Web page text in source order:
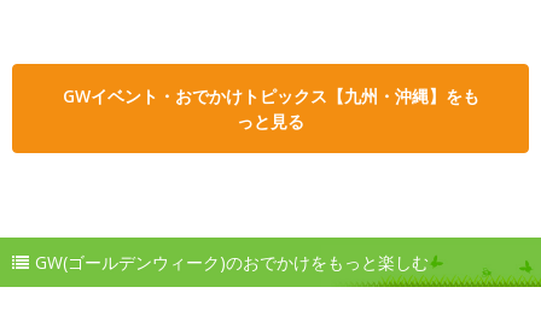
GWイベント・おでかけトピックス【九州・沖縄】をも
っと見る
GW(ゴールデンウィーク)のおでかけをもっと楽しむ